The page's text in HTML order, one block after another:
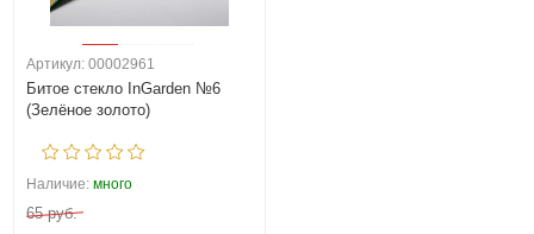
Артикул: 00002961
Битое стекло InGarden №6
(Зелёное золото)
Наличие: много
65 руб.